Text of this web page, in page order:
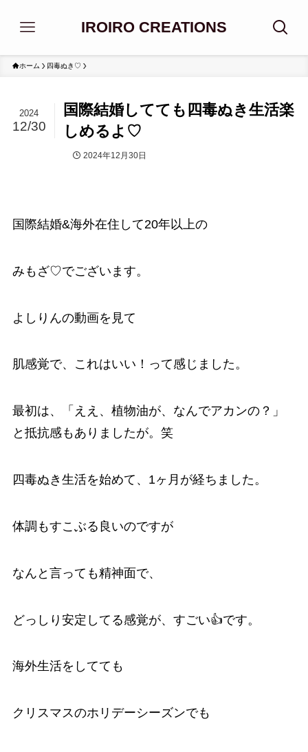
IROIRO CREATIONS
ホーム 四毒ぬき♡
国際結婚してても四毒ぬき生活楽
しめるよ♡
2024
12/30
2024年12月30日
国際結婚&海外在住して20年以上の
みもざ♡でございます。
よしりんの動画を見て
肌感覚で、これはいい！って感じました。
最初は、「ええ、植物油が、なんでアカンの？」
と抵抗感もありましたが。笑
四毒ぬき生活を始めて、1ヶ月が経ちました。
体調もすこぶる良いのですが
なんと言っても精神面で、
どっしり安定してる感覚が、すごい👍です。
海外生活をしてても
クリスマスのホリデーシーズンでも